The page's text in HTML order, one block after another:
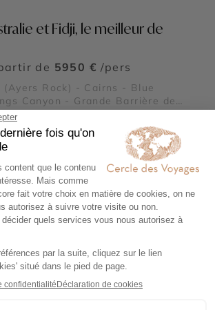
et Fidji, le meilleur de
de 5950 € /pers
(Ayers Rock) - Cairns - Blue
Canyon - Grande Barrière de
- Forêt Tropicale de Daintree